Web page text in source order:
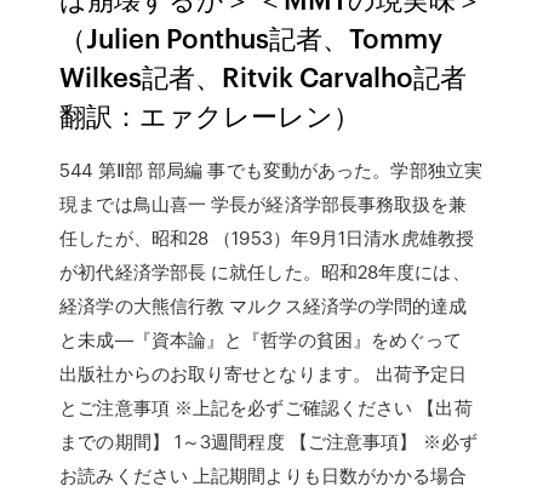
（Julien Ponthus記者、Tommy
Wilkes記者、Ritvik Carvalho記者
翻訳：エァクレーレン）
544 第Ⅱ部 部局編 事でも変動があった。学部独立実
現までは鳥山喜一 学長が経済学部長事務取扱を兼
任したが、昭和28 （1953）年9月1日清水虎雄教授
が初代経済学部長 に就任した。昭和28年度には、
経済学の大熊信行教 マルクス経済学の学問的達成
と未成―『資本論』と『哲学の貧困』をめぐって
出版社からのお取り寄せとなります。 出荷予定日
とご注意事項 ※上記を必ずご確認ください 【出荷
までの期間】 1～3週間程度 【ご注意事項】 ※必ず
お読みください 上記期間よりも日数がかかる場合